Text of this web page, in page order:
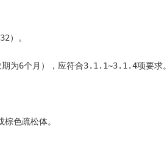
）。
期为6个月），应符合3.1.1~3.1.4项要求。
棕色疏松体。